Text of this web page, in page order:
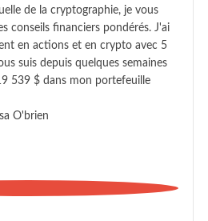
de la cryptographie, je vous
conseils financiers pondérés. J'ai
en actions et en crypto avec 5
suis depuis quelques semaines
539 $ dans mon portefeuille
O'brien